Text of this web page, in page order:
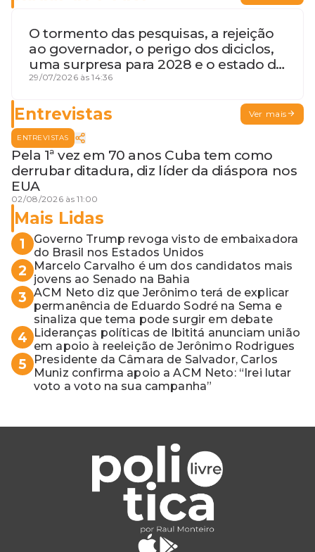
O tormento das pesquisas, a rejeição
ao governador, o perigo dos diciclos,
uma surpresa para 2028 e o estado de
terceira guerra mundial
29/07/2026 às 14:36
Entrevistas Ver mais
ENTREVISTAS
Pela 1ª vez em 70 anos Cuba tem como
derrubar ditadura, diz líder da diáspora nos
EUA
02/08/2026 às 11:00
Mais Lidas
1
Governo Trump revoga visto de embaixadora
do Brasil nos Estados Unidos
2
Marcelo Carvalho é um dos candidatos mais
jovens ao Senado na Bahia
3 ACM Neto diz que Jerônimo terá de explicar
permanência de Eduardo Sodré na Sema e
sinaliza que tema pode surgir em debate
4
Lideranças políticas de Ibititá anunciam união
em apoio à reeleição de Jerônimo Rodrigues
5
Presidente da Câmara de Salvador, Carlos
Muniz confirma apoio a ACM Neto: “Irei lutar
voto a voto na sua campanha”